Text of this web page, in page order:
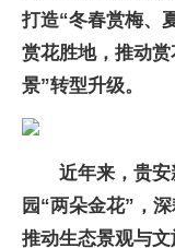
打造“冬春赏梅、
赏花胜地，推动
景”转型升级。
近年来，贵
园“两朵金花”，
推动生态景观与